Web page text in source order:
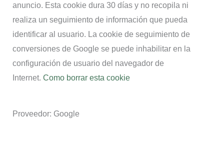
anuncio. Esta cookie dura 30 días y no recopila ni
realiza un seguimiento de información que pueda
identificar al usuario. La cookie de seguimiento de
conversiones de Google se puede inhabilitar en la
configuración de usuario del navegador de
Internet. Como borrar esta cookie
Proveedor: Google